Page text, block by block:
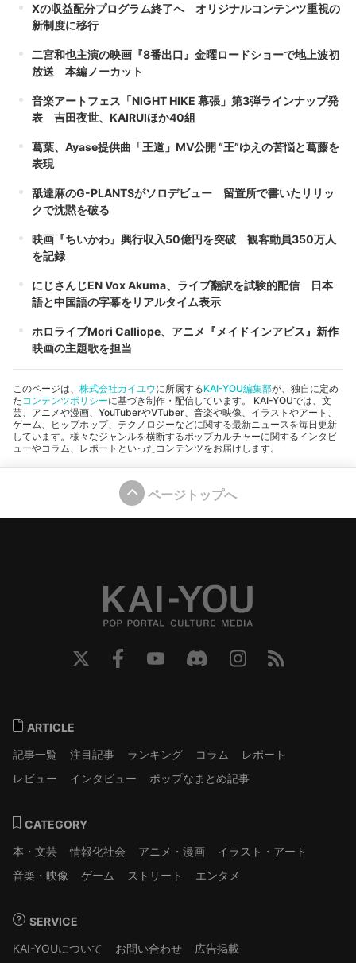
Xの収益配分プログラム終了へ オリジナルコンテンツ重視の
新制度に移行
二宮和也主演の映画『8番出口』金曜ロードショーで地上波初
放送 本編ノーカット
音楽アートフェス「NIGHT HIKE 幕張」第3弾ラインナップ発
表 吉田夜世、KAIRUIほか40組
葛葉、Ayase提供曲「王道」MV公開 “王”ゆえの苦悩と葛藤を
表現
舐達麻のG-PLANTSがソロデビュー 留置所で書いたリリッ
クで沈黙を破る
映画『ちいかわ』興行収入50億円を突破 観客動員350万人
を記録
にじさんじEN Vox Akuma、ライブ翻訳を試験的配信 日本
語と中国語の字幕をリアルタイム表示
ホロライブMori Calliope、アニメ『メイドインアビス』新作
映画の主題歌を担当
このページは、 株式会社カイユウに所属するKAI-YOU編集部が、独自に定め
た コンテンツポリシーに基づき制作・配信しています。 KAI-YOUでは、文
芸、アニメや漫画、YouTuberやVTuber、音楽や映像、イラストやアート、
ゲーム、ヒップホップ、テクノロジーなどに関する最新ニュースを毎日更新
しています。様々なジャンルを横断するポップカルチャーに関するインタビ
ューやコラム、レポートといったコンテンツをお届けします。
ページトップへ
ARTICLE
記事一覧
注目記事 ランキング コラム
レポート
レビュー
インタビュー ポップなまとめ記事
CATEGORY
本・文芸
情報化社会 アニメ・漫画
イラスト・アート
音楽・映像
ゲーム ストリート エンタメ
SERVICE
KAI-YOUについて
お問い合わせ 広告掲載